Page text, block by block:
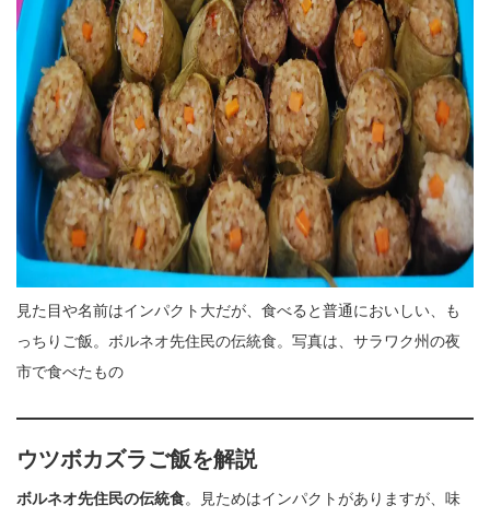
見た目や名前はインパクト大だが、食べると普通においしい、も
っちりご飯。ボルネオ先住民の伝統食。写真は、サラワク州の夜
市で食べたもの
ウツボカズラご飯を解説
ボルネオ先住民の伝統食。見ためはインパクトがありますが、味